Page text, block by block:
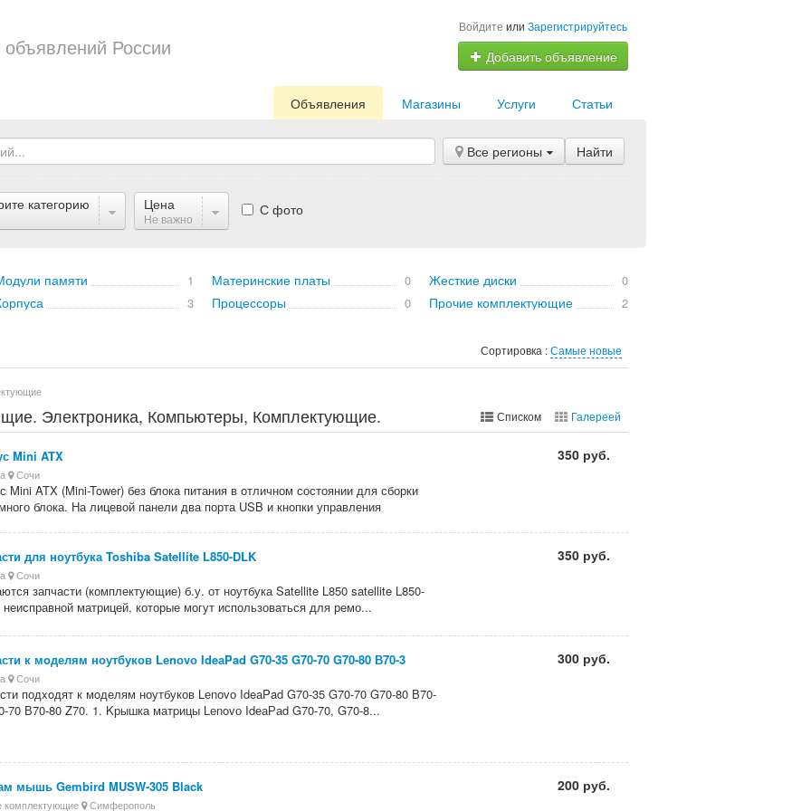
России
Войдите или Зарегистрируйтесь
Добавить объявление
Статьи
Услуги
Магазины
Объявления
Все регионы Найти
категорию Цена
Не важно
С фото
памяти 1 Материнские платы 0 Жесткие диски 0
3 Процессоры 0 Прочие комплектующие 2
Сортировка :Самые новые
Электроника, Компьютеры, Комплектующие. Списком Галереей
Mini ATX
Сочи
Mini ATX (Mini-Tower) без блока питания в отличном состоянии для сборки
блока. На лицевой панели два порта USB и кнопки управления
350 руб.
для ноутбука Toshiba Satellite L850-DLK
Сочи
запчасти (комплектующие) б.у. от ноутбука Satellite L850 satellite L850-
матрицей, которые могут использоваться для ремо...
350 руб.
к мoделям ноутбуков Lеnоvо IdeаPad G70-35 G70-70 G70-80 В70-3
Сочи
подxoдят к мoделям ноутбуков Lеnоvо IdeаPad G70-35 G70-70 G70-80 В70-
70 В70-80 Z70. 1. Kрышка матpицы Lеnovо IdеаРаd G70-70, G70-8...
300 руб.
мышь Gembird MUSW-305 Black
комплектующие Симферополь
200 руб.